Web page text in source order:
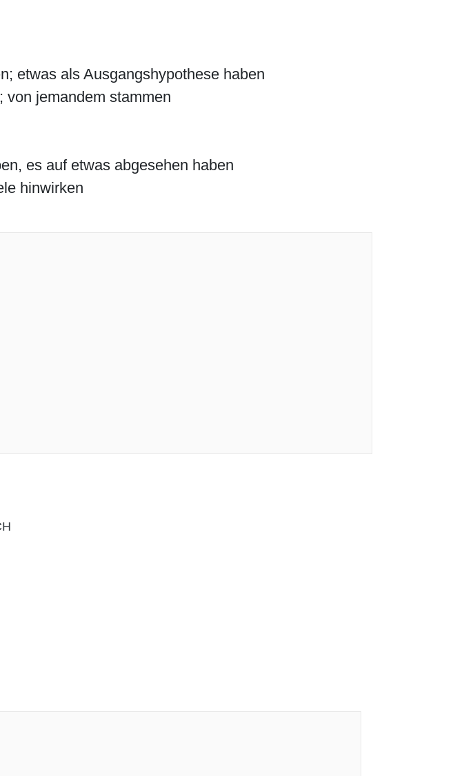
etwas als Ausgangshypothese haben
von jemandem stammen
es auf etwas abgesehen haben
hinwirken